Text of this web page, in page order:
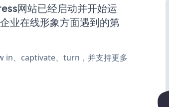
网站已经启动并开始运
业在线形象方面遇到的第
in、captivate、turn，并支持更多